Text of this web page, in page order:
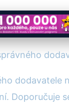
dodavatele
Doporučuje